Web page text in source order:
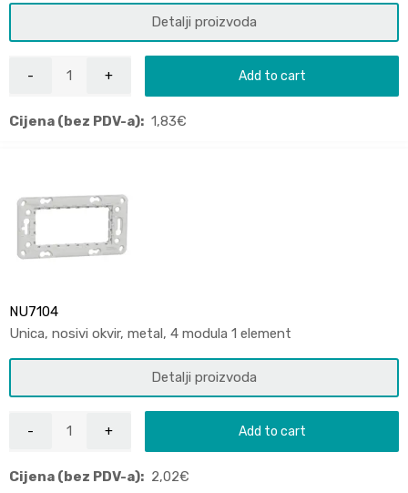
Detalji proizvoda
Add to cart
Cijena (bez PDV-a): 1,83€
NU7104
Unica, nosivi okvir, metal, 4 modula 1 element
Detalji proizvoda
Add to cart
Cijena (bez PDV-a): 2,02€